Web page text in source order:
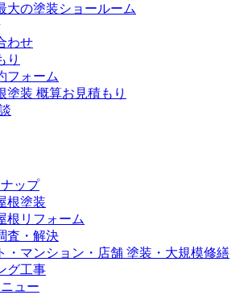
大の塗装ショールーム
わせ
り
フォーム
塗装 概算お見積もり
ップ
根塗装
根リフォーム
査・解決
・マンション・店舗 塗装・大規模修繕
グ工事
ュー